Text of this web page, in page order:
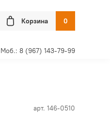
Корзина 0
Моб.: 8 (967) 143-79-99
арт. 146-0510